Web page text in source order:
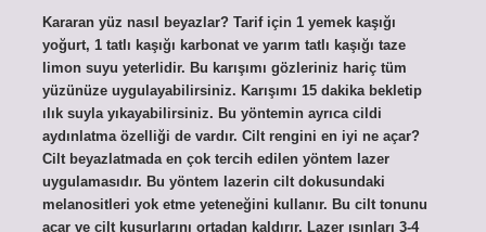
Kararan yüz nasıl beyazlar? Tarif için 1 yemek kaşığı
yoğurt, 1 tatlı kaşığı karbonat ve yarım tatlı kaşığı taze
limon suyu yeterlidir. Bu karışımı gözleriniz hariç tüm
yüzünüze uygulayabilirsiniz. Karışımı 15 dakika bekletip
ılık suyla yıkayabilirsiniz. Bu yöntemin ayrıca cildi
aydınlatma özelliği de vardır. Cilt rengini en iyi ne açar?
Cilt beyazlatmada en çok tercih edilen yöntem lazer
uygulamasıdır. Bu yöntem lazerin cilt dokusundaki
melanositleri yok etme yeteneğini kullanır. Bu cilt tonunu
açar ve cilt kusurlarını ortadan kaldırır. Lazer ışınları 3-4